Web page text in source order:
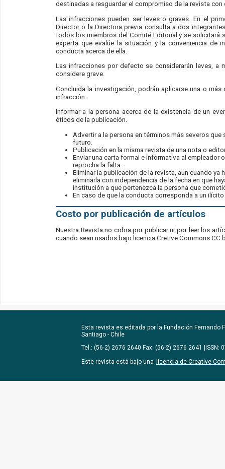
destinadas a resguardar el compromiso de la revista
Las infracciones pueden ser leves o graves. En el
Director o la Directora previa consulta a dos
todos los miembros del Comité Editorial y se solicitará
experta que evalúe la situación y la conveniencia de
conducta acerca de ella.
Las infracciones por defecto se considerarán leves, a
considere grave.
Concluida la investigación, podrán aplicarse una o
infracción:
Informar a la persona acerca de la existencia de un
éticos de la publicación.
Advertir a la persona en términos más severos
futuro.
Publicación en la misma revista de una nota o
Enviar una carta formal e informativa al empleador
reprocha la falta.
Eliminar la publicación de la revista, aun cuando
eliminarla con independencia de la fecha en que
institución a que pertenezca la persona que
En caso de que la conducta corresponda a un
Costo por publicación de artículos
Nuestra Revista no cobra por publicar ni por leer los
cuando sean usados bajo licencia Cretive Commons CC
Esta revista es editada por la Fundación Fernando
Santiago - Chile
Tel.: (56-2) 2676 2640 Fax: (56-2) 2676 2641 |ISSN:
Este revista está bajo una
licencia de Creative